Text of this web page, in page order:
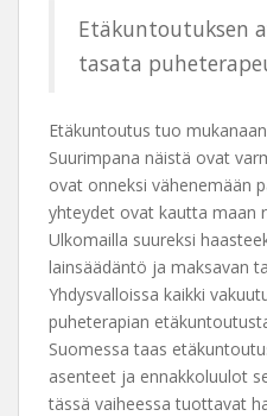
Etäkuntoutuksen
tasata
Etäkuntoutus tuo
Suurimpana näistä ovat
ovat onneksi vähenemään
yhteydet ovat kautta maan
Ulkomailla suureksi
lainsäädäntö ja maksavan
Yhdysvalloissa kaikki
puheterapian
Suomessa taas
asenteet ja ennakkoluulot
tässä vaiheessa tuottavat